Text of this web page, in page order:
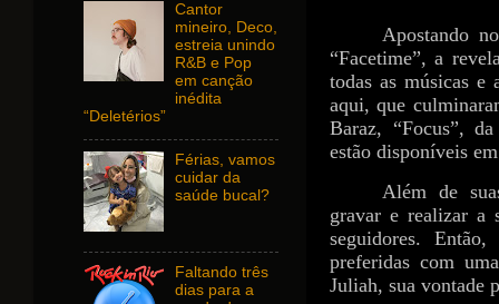
Apostando
“Facetime”, a
todas as músicas e
aqui, que
Baraz, “Focus”,
estão disponíveis
Além de
gravar e realizar a
seguidores.
preferidas com
Juliah, sua vontade
Cantor
mineiro, Deco,
estreia unindo
R&B e Pop
em canção
inédita
“Deletérios”
Férias, vamos
cuidar da
saúde bucal?
Faltando três
dias para a